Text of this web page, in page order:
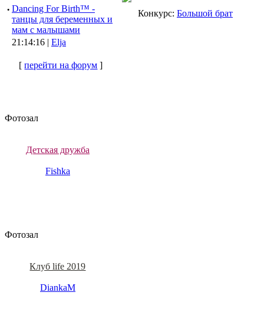
· Dancing For Birth™ -
танцы для беременных и
мам с малышами
21:14:16 | Elja
[перейти на форум ]
Фотозал
Детская дружба
Fishka
Фотозал
Клуб life 2019
DiankaM
Конкурс: Большой брат